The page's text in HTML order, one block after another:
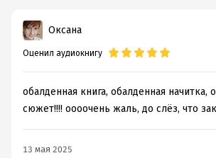
Оксана
Оценил аудиокнигу
обалденная книга, обалденная начитка,
сюжет!!!! оооочень жаль, до слёз, что
13 мая 2025